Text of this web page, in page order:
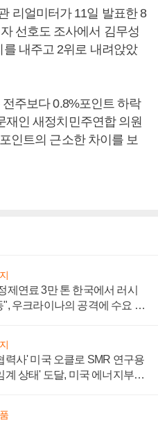
리얼미터가 11일 발표한 8
선호도 조사에서 김무성
내주고 2위로 내려앉았
주보다 0.8%포인트 하락
재인 새정치민주연합 의원
인트의 근소한 차이를 보
제연료 3만 톤 한국에서 러시
", 우크라이나의 공격에 수요 늘
력사' 미국 오클로 SMR 연구용
계 상태' 도달, 미국 에너지부